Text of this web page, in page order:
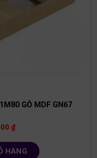
GỖ MDF GN67
₫
HÀNG